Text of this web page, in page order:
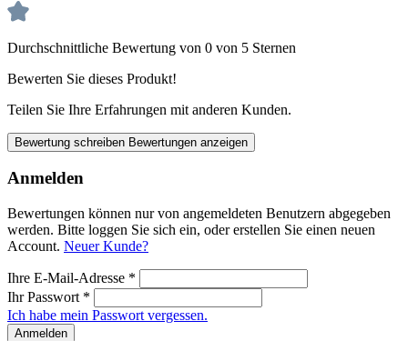
Durchschnittliche Bewertung von 0 von 5 Sternen
Bewerten Sie dieses Produkt!
Teilen Sie Ihre Erfahrungen mit anderen Kunden.
Bewertung schreiben Bewertungen anzeigen
Anmelden
Bewertungen können nur von angemeldeten Benutzern abgegeben
werden. Bitte loggen Sie sich ein, oder erstellen Sie einen neuen
Account. Neuer Kunde?
Ihre E-Mail-Adresse *
Ihr Passwort *
Ich habe mein Passwort vergessen.
Anmelden